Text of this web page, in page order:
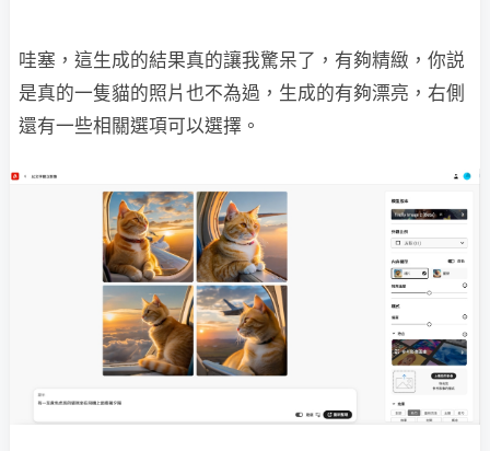
哇塞，這生成的結果真的讓我驚呆了，有夠精緻，你説
是真的一隻貓的照片也不為過，生成的有夠漂亮，右側
還有一些相關選項可以選擇。